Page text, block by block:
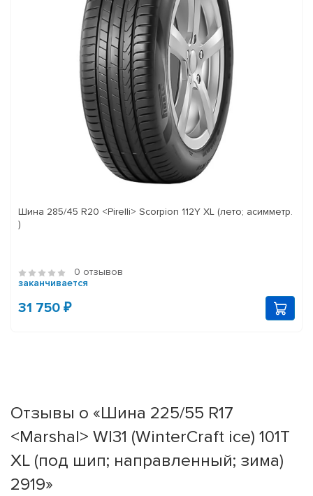
Шина 285/45 R20 <Pirelli> Scorpion 112Y XL (лето; асимметр.
)
0 отзывов
заканчивается
31 750 ₽
Отзывы о «Шина 225/55 R17
<Marshal> WI31 (WinterCraft ice) 101T
XL (под шип; направленный; зима)
2919»